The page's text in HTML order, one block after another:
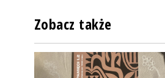
Zobacz także